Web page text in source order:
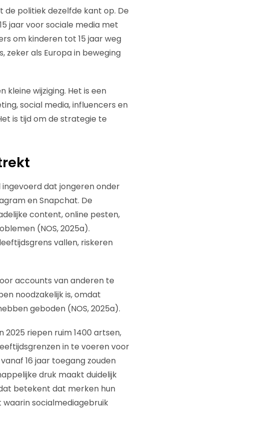
politiek dezelfde kant op. De
jaar voor sociale media met
om kinderen tot 15 jaar weg
zeker als Europa in beweging
wijziging. Het is een
social media, influencers en
is tijd om de strategie te
dat jongeren onder
en Snapchat. De
content, online pesten,
(NOS, 2025a).
vallen, riskeren
accounts van anderen te
noodzakelijk is, omdat
geboden (NOS, 2025a).
riepen ruim 1400 artsen,
in te voeren voor
16 jaar toegang zouden
druk maakt duidelijk
betekent dat merken hun
socialmediagebruik